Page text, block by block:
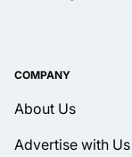
COMPANY
About Us
Advertise with Us